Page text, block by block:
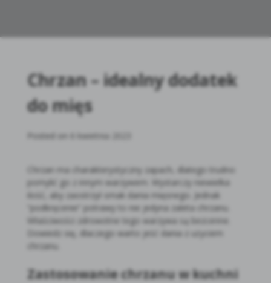
Chrzan – idealny dodatek
do mięs
Posted on 6 kwietnia 2023
Chrzan ma charakterystyczny zapach, dlatego trudno
pomylić go z innym warzywem. Wystarczy niewielka
ilość, aby zaostrzył smak dania mięsnego. Jednak
“podkręcenie” potrawy to nie jedyna zaleta chrzanu.
Właściwości zdrowotne tego warzywa są bezcenne.
Dowiedz się, dlaczego warto jeść dania z użyciem
chrzanu.
Zastosowanie chrzanu w kuchni